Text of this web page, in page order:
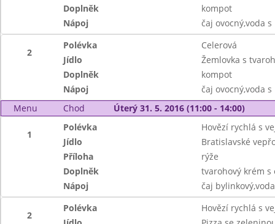
Doplněk
kompot
Nápoj
čaj ovocný,voda
2
Polévka
Celerová
Jídlo
Žemlovka s
Doplněk
kompot
Nápoj
čaj ovocný,voda
Menu
Chod Úterý 31. 5. 2016 (11:00 - 14:00)
1
Polévka
Hovězí rychlá s
Jídlo
Bratislavské
Příloha
rýže
Doplněk
tvarohový krém s
Nápoj
čaj
2
Polévka
Hovězí rychlá s